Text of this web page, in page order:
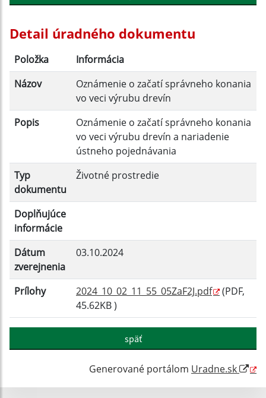
Dátum zverejnenia do:
Filtrovať Reset
Detail úradného dokumentu
Položka
Informácia
Názov
Oznámenie o začatí správneho konania
vo veci výrubu drevín
Popis
Oznámenie o začatí správneho konania
vo veci výrubu drevín a nariadenie
ústneho pojednávania
Typ
dokumentu
Životné prostredie
Doplňujúce
informácie
Dátum
zverejnenia
03.10.2024
Prílohy 2024_10_02_11_55_05ZaF2J.pdf
(PDF,
45.62KB )
späť
Generované portálom Uradne.sk